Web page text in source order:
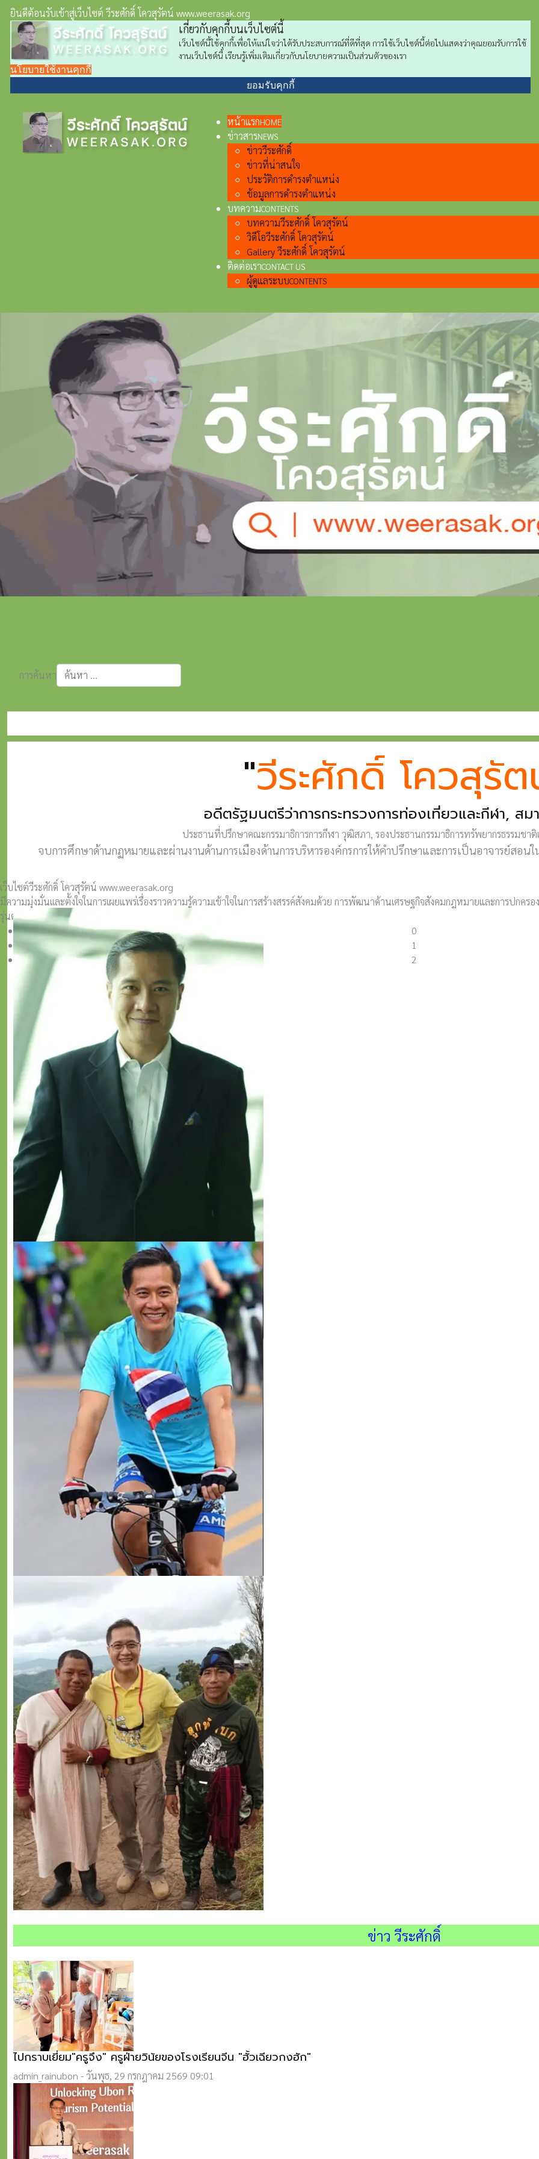
ยินดีต้อนรับเข้าสู่เว็บไซต์ วีระศักดิ์ โควสุรัตน์ www.weerasak.org
เกี่ยวกับคุกกี้บนเว็บไซต์นี้
เว็บไซต์นี้ใช้คุกกี้เพื่อให้แน่ใจว่าได้รับประสบการณ์ที่ดีที่สุด การใช้เว็บไซต์นี้ต่อไปแสดงว่าคุณยอมรับการใช้
งานเว็บไซต์นี้ เรียนรู้เพิ่มเติมเกี่ยวกับนโยบายความเป็นส่วนตัวของเรา
นโยบายใช้งานคุกกี้
ยอมรับคุกกี้
หน้าแรกHOME
ข่าวสารNEWS
ข่าววีระศักดิ์
ข่าวที่น่าสนใจ
ประวัติการดำรงตำแหน่ง
ข้อมูลการดำรงตำแหน่ง
บทความCONTENTS
บทความวีระศักดิ์ โควสุรัตน์
วิดีโอวีระศักดิ์ โควสุรัตน์
Gallery วีระศักดิ์ โควสุรัตน์
ติดต่อเราCONTACT US
ผู้ดูแลระบบCONTENTS
เว็บไซต์วีระศักดิ์ โควสุรัตน์ www.weerasak.org
มีความมุ่งมั่นเเละตั้งใจในการเผยแพร่เรื่องราวความรู้ความเข้าใจในการสร้างสรรค์สังคมด้วย การพัฒนาด้านเศรษฐกิจสังคมกฎหมายและการปก
รุ่นต่อ ๆ ไป
0
1
2
การค้นหา
"วีระศักดิ์ โควสุรั
อดีตรัฐมนตรีว่าการกระทรวงการท่องเที่ยวและกีฬา, ส
ประธานที่ปรึกษาคณะกรรมาธิการการกีฬา วุฒิสภา, รองประธานกรรมาธิการทรัพยากรธรรมช
จบการศึกษาด้านกฏหมายและผ่านงานด้านการเมืองด้านการบริหารองค์กรการให้คำปรึกษาและการเป็นอาจารย์สอน
ข่าว วีระศักดิ์
ไปกราบเยี่ยม"ครูจึง" ครูฝ่ายวิน้ยของโรงเรียนจีน "ฮั้วเฉียวกงฮัก"
admin_rainubon -วันพุธ, 29 กรกฎาคม 2569 09:01